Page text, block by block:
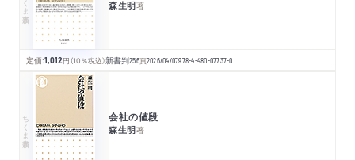
森生明著
定価:1,012円 （10％税込）新書判256頁2026/04/07978-4-480-07737-0
ちくま新書 会社の値段
森生明著